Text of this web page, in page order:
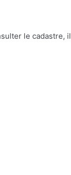
le cadastre, il